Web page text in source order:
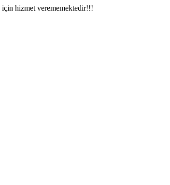
için hizmet verememektedir!!!